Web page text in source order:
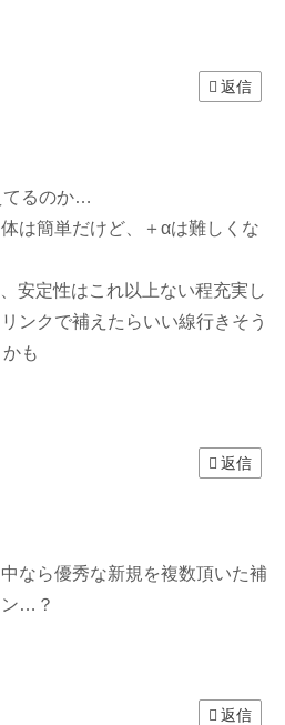
返信
てるのか…
は簡単だけど、＋αは難しくな
安定性はこれ以上ない程充実し
ンクで補えたらいい線行きそう
も
返信
なら優秀な新規を複数頂いた補
ン…？
返信